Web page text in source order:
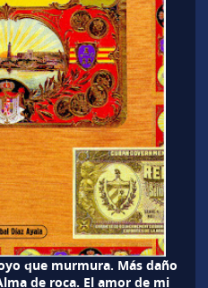
que murmura. Más daño
de roca. El amor de mi